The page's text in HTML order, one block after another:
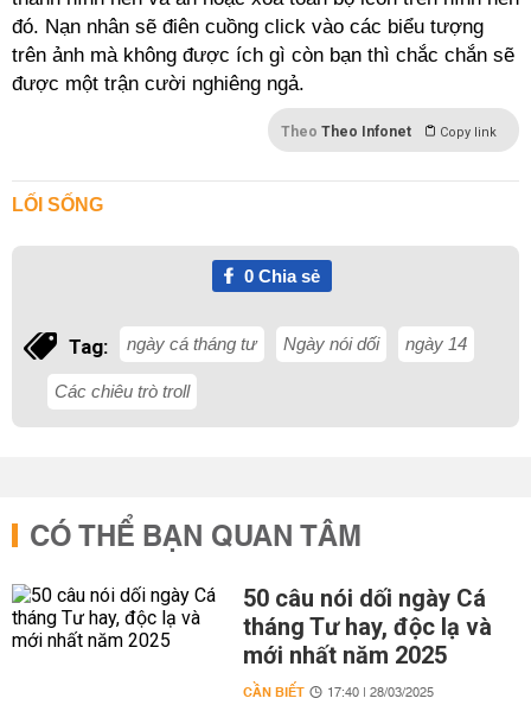
đó. Nạn nhân sẽ điên cuồng click vào các biểu tượng
trên ảnh mà không được ích gì còn bạn thì chắc chắn sẽ
được một trận cười nghiêng ngả.
Theo Theo Infonet Copy link
LỐI SỐNG
0Chia sẻ
Tag: ngày cá tháng tư Ngày nói dối ngày 14
Các chiêu trò troll
CÓ THỂ BẠN QUAN TÂM
50 câu nói dối ngày Cá
tháng Tư hay, độc lạ và
mới nhất năm 2025
CẦN BIẾT 17:40 | 28/03/2025